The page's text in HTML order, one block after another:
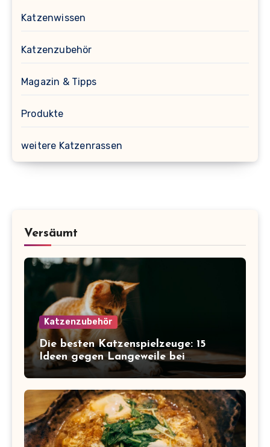
Katzenwissen
Katzenzubehör
Magazin & Tipps
Produkte
weitere Katzenrassen
Versäumt
Katzenzubehör
Die besten Katzenspielzeuge: 15
Ideen gegen Langeweile bei
Wohnungskatzen